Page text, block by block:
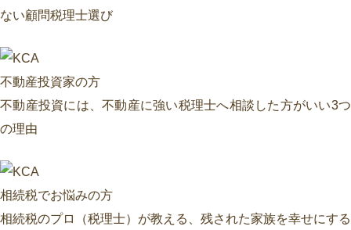
ない顧問税理士選び
不動産投資家の方
不動産投資には、不動産に強い税理士へ相談した方がいい3つ
の理由
相続税でお悩みの方
相続税のプロ（税理士）が教える、残された家族を幸せにする